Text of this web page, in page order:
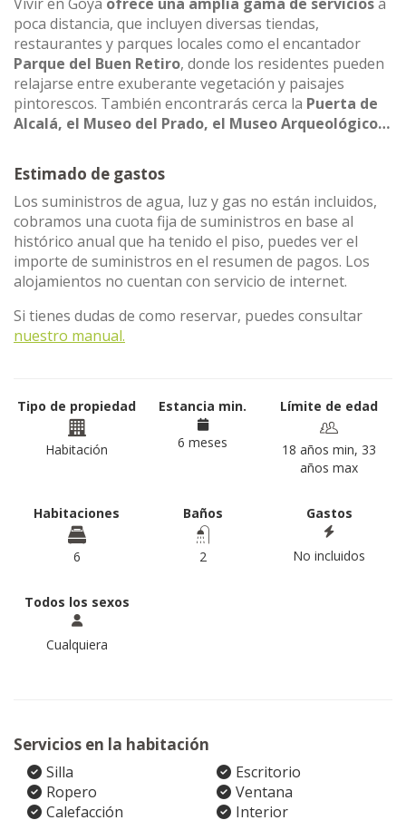
poca distancia, que incluyen diversas tiendas,
restaurantes y parques locales como el encantador
Parque del Buen Retiro, donde los residentes pueden
relajarse entre exuberante vegetación y paisajes
pintorescos. También encontrarás cerca la Puerta de
Alcalá, el Museo del Prado, el Museo Arqueológico…
Estimado de gastos
Los suministros de agua, luz y gas no están incluidos,
cobramos una cuota fija de suministros en base al
histórico anual que ha tenido el piso, puedes ver el
importe de suministros en el resumen de pagos. Los
alojamientos no cuentan con servicio de internet.
Si tienes dudas de como reservar, puedes consultar
nuestro manual.
Tipo de propiedad
Habitación
Estancia min.
6 meses
Límite de edad
18 años min, 33
años max
Habitaciones
6
Baños
2
Gastos
No incluidos
Todos los sexos
Cualquiera
Servicios en la habitación
Silla
Escritorio
Ropero
Ventana
Calefacción
Interior